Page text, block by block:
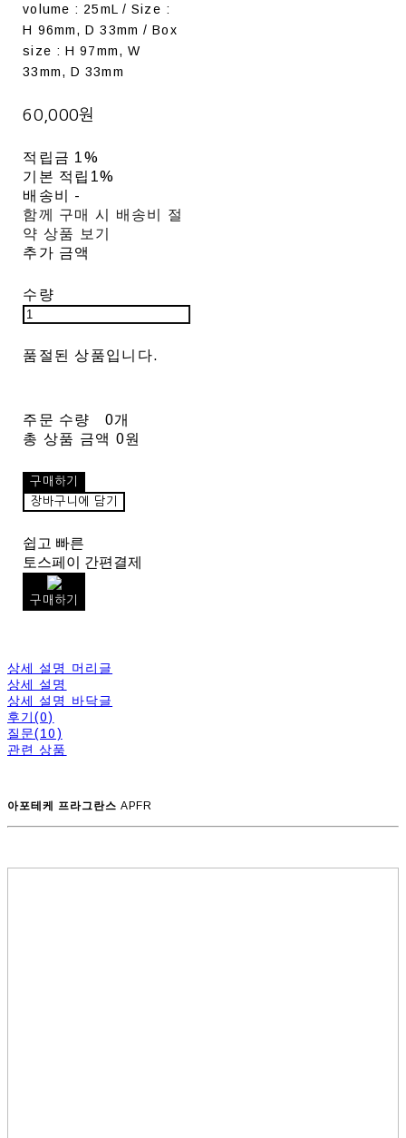
volume : 25mL / Size :
H 96mm, D 33mm / Box
size : H 97mm, W
33mm, D 33mm
60,000원
적립금 1%
기본 적립 1%
배송비 -
함께 구매 시 배송비 절
약 상품 보기
추가 금액
수량
품절된 상품입니다.
주문 수량
0개
총 상품 금액 0원
구매하기
장바구니에 담기
쉽고 빠른
토스페이 간편결제
구매하기
상세 설명 머리글
상세 설명
상세 설명 바닥글
후기(0)
질문(10)
관련 상품
아포테케 프라그란스 APFR